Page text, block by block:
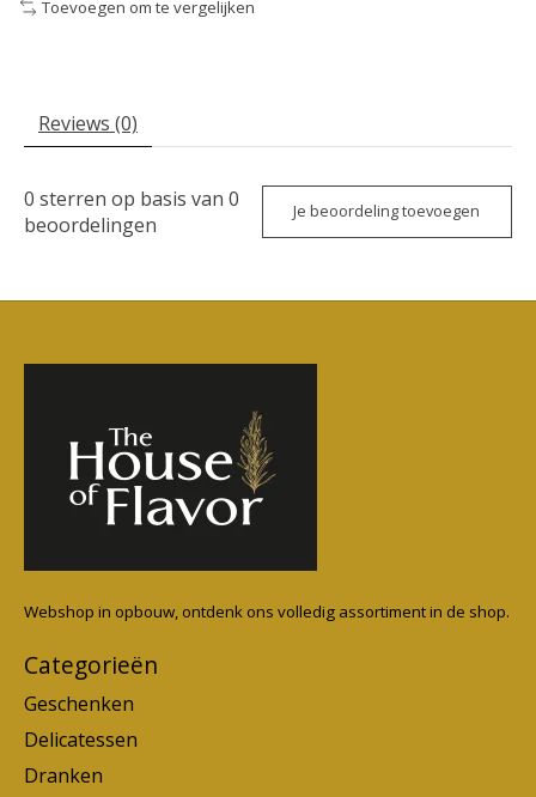
Toevoegen om te vergelijken
Reviews (0)
0 sterren op basis van 0
beoordelingen
Je beoordeling toevoegen
Webshop in opbouw, ontdenk ons volledig assortiment in de shop.
Categorieën
Geschenken
Delicatessen
Dranken